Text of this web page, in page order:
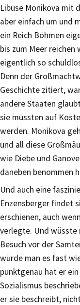
Libuse Monikova mit
aber einfach um und
ein Reich Böhmen
bis zum Meer reichen
eigentlich so
Denn der
Geschichte zitiert,
andere Staaten
sie müssten auf
werden. Monikova
und all diese
wie Diebe und
daneben benommen
Und auch eine
Enzensberger findet
erschienen, auch
verlegte. Und wüsste
Besuch vor der
würde man es fast
punktgenau hat er
Sozialismus
er sie beschreibt,